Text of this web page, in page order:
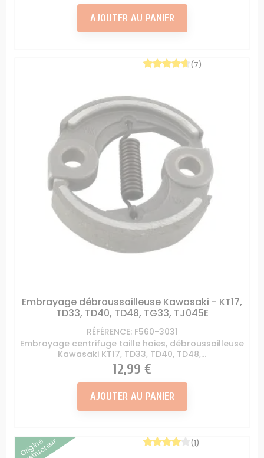
AJOUTER AU PANIER
Embrayage débroussailleuse Kawasaki - KT17,
TD33, TD40, TD48, TG33, TJ045E
RÉFÉRENCE: F560-3031
Embrayage centrifuge taille haies, débroussailleuse
Kawasaki KT17, TD33, TD40, TD48,...
(7)
Prix
12,99 €
AJOUTER AU PANIER
Origine (1)